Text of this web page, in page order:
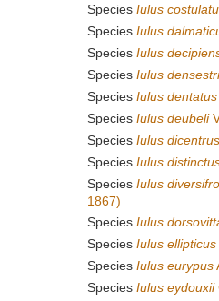
Species Iulus
Species Iulus
Species Iulus
Species Iulus
Species Iulus dentatus
Species Iulus deubeli
Species Iulus dicentrus
Species Iulus
Species Iulus
1867)
Species Iulus
Species Iulus ellipticus
Species Iulus eurypus
Species Iulus eydouxii